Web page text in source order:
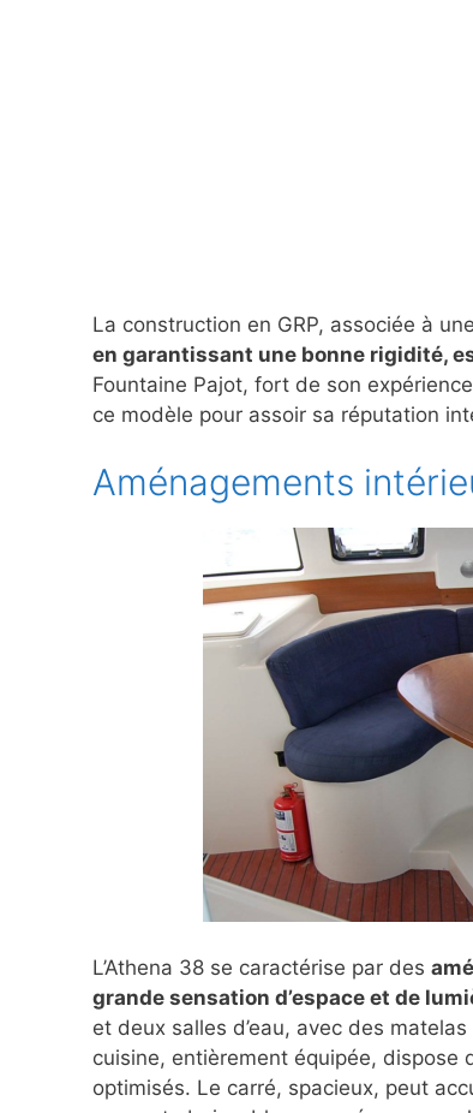
La construction en GRP, associée à
en garantissant une bonne rigidité,
Fountaine Pajot, fort de son
ce modèle pour assoir sa réputation
Aménagements
L’Athena 38 se caractérise par des
grande sensation d’espace et de
et deux salles d’eau, avec des
cuisine, entièrement équipée, dispose
optimisés. Le carré, spacieux, peut